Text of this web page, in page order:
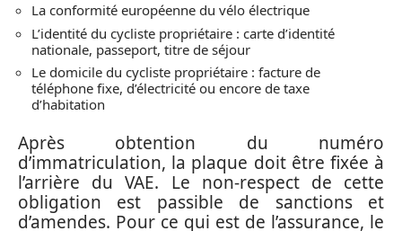
La conformité européenne du vélo électrique
L’identité du cycliste propriétaire : carte d’identité
nationale, passeport, titre de séjour
Le domicile du cycliste propriétaire : facture de
téléphone fixe, d’électricité ou encore de taxe
d’habitation
Après obtention du numéro
d’immatriculation, la plaque doit être fixée à
l’arrière du VAE. Le non-respect de cette
obligation est passible de sanctions et
d’amendes. Pour ce qui est de l’assurance, le